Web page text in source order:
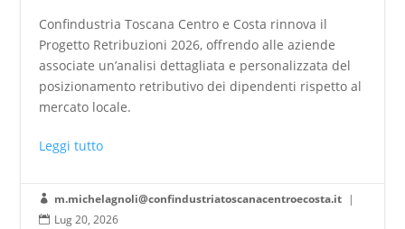
Confindustria Toscana Centro e Costa rinnova il
Progetto Retribuzioni 2026, offrendo alle aziende
associate un’analisi dettagliata e personalizzata del
posizionamento retributivo dei dipendenti rispetto al
mercato locale.
Leggi tutto
 m.michelagnoli@confindustriatoscanacentroecosta.it |
 Lug 20, 2026